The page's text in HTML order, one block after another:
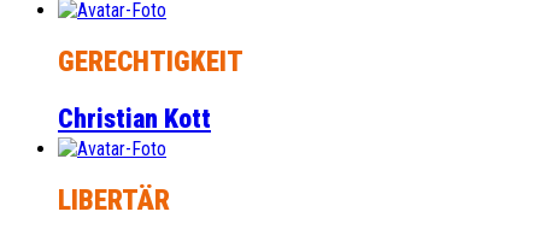
GERECHTIGKEIT
Christian Kott
LIBERTÄR